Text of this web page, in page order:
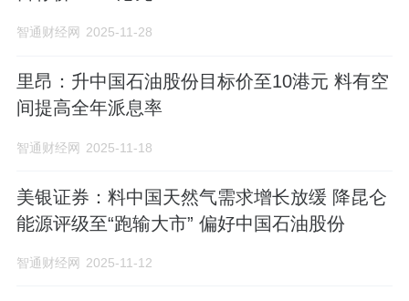
智通财经网 2025-11-28
里昂：升中国石油股份目标价至10港元 料有空
间提高全年派息率
智通财经网 2025-11-18
美银证券：料中国天然气需求增长放缓 降昆仑
能源评级至“跑输大市” 偏好中国石油股份
智通财经网 2025-11-12